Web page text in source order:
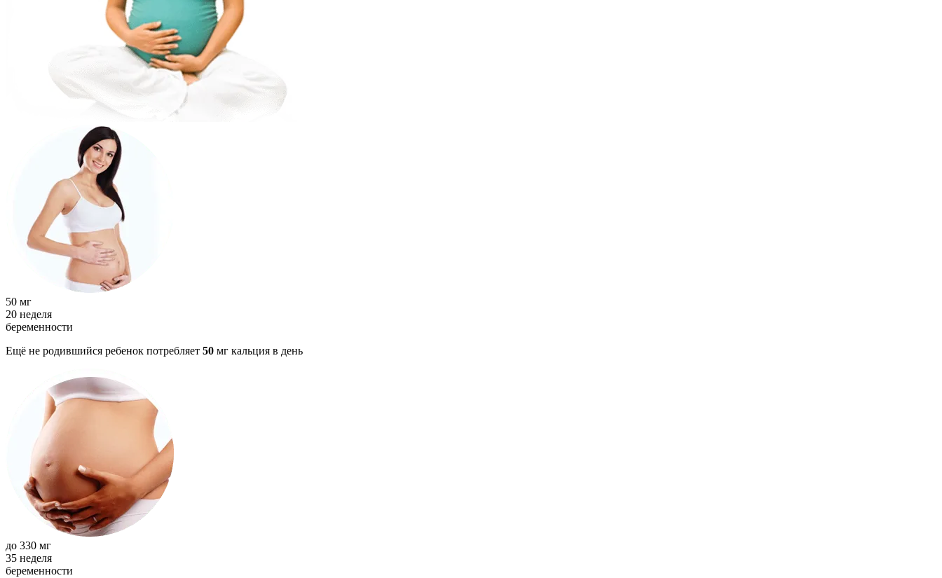
50 мг
20 неделя
беременности
Ещё не родившийся ребенок потребляет 50 мг кальция в день
до 330 мг
35 неделя
беременности